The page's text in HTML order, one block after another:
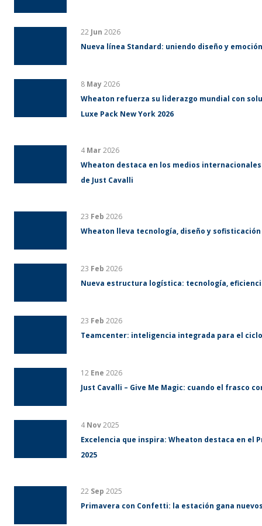
22 Jun 2026
Nueva línea Standard: uniendo diseño y emoción
8 May2026
Wheaton refuerza su liderazgo mundial con
Luxe Pack New York 2026
4Mar2026
Wheaton destaca en los medios
de Just Cavalli
23 Feb 2026
Wheaton lleva tecnología, diseño y sofisticación
23 Feb 2026
Nueva estructura logística: tecnología,
23 Feb 2026
Teamcenter: inteligencia integrada para el
12 Ene 2026
Just Cavalli – Give Me Magic: cuando el frasco
4Nov2025
Excelencia que inspira: Wheaton destaca en el
2025
22 Sep 2025
Primavera con Confetti: la estación gana